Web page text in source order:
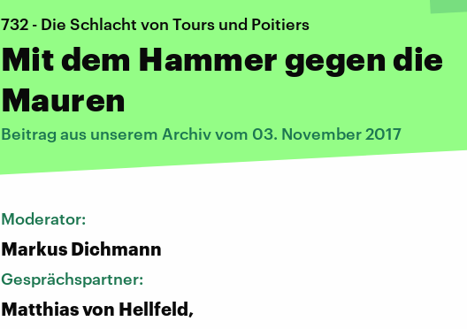
732 - Die Schlacht von Tours und Poitiers
Mit dem Hammer gegen die
Mauren
Beitrag aus unserem Archiv vom 03. November 2017
Moderator:
Markus Dichmann
Gesprächspartner:
Matthias von Hellfeld,